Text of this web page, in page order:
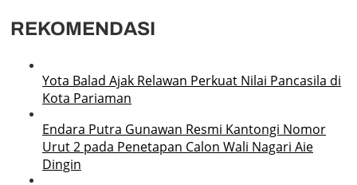
REKOMENDASI
Yota Balad Ajak Relawan Perkuat Nilai Pancasila di
Kota Pariaman
Endara Putra Gunawan Resmi Kantongi Nomor
Urut 2 pada Penetapan Calon Wali Nagari Aie
Dingin